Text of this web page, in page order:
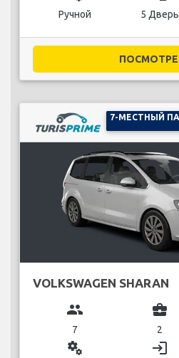
Ручной 5 Дверь
VOLKSWAGEN SHARAN
group
7
business_center
2
miscellaneous_services login